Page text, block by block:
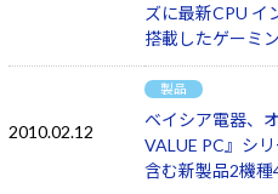
ズに最新CPU
搭載したゲーミ
2010.02.12
製品
ベイシア電器、
VALUE PC』シ
含む新製品2機種